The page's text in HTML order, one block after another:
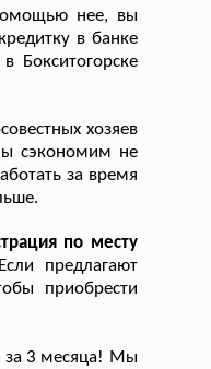
нее, вы
в банке
Бокситогорске
хозяев
сэкономим не
за время
по месту
Если предлагают
приобрести
за 3 месяца! Мы